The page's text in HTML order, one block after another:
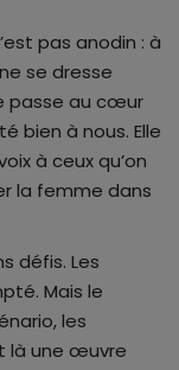
pas anodin : à
se dresse
passe au cœur
bien à nous. Elle
à ceux qu’on
la femme dans
défis. Les
Mais le
les
là une œuvre